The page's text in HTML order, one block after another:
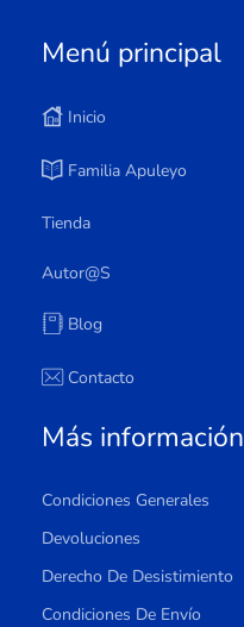
Menú principal
Inicio
Familia Apuleyo
Tienda
Autor@s
Blog
Contacto
Más información
Condiciones Generales
Devoluciones
Derecho De Desistimiento
Condiciones De Envío